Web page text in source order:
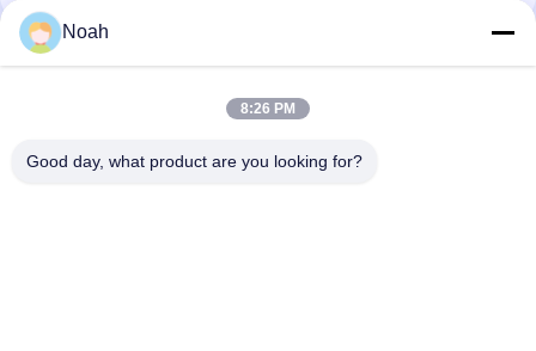
Macchina della saldatura continua
Pistola di saldatura a punto robotica
Le Nostre Categorie
Noah
8:26 PM
Good day, what product are you looking for?